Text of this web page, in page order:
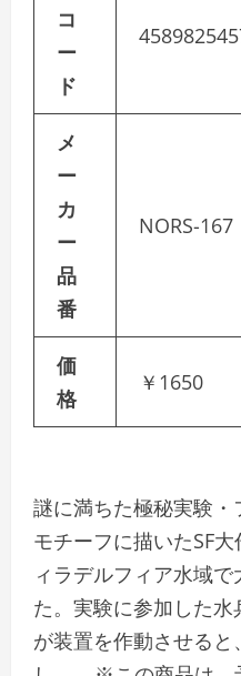
コ
ー
ド
メ
ー
カ
ー
品
番
NORS-167
価
格
￥1650
謎に満ちた極秘実験
モチーフに描いたSF
ィラデルフィア水域
た。実験に参加した
が装置を作動させる